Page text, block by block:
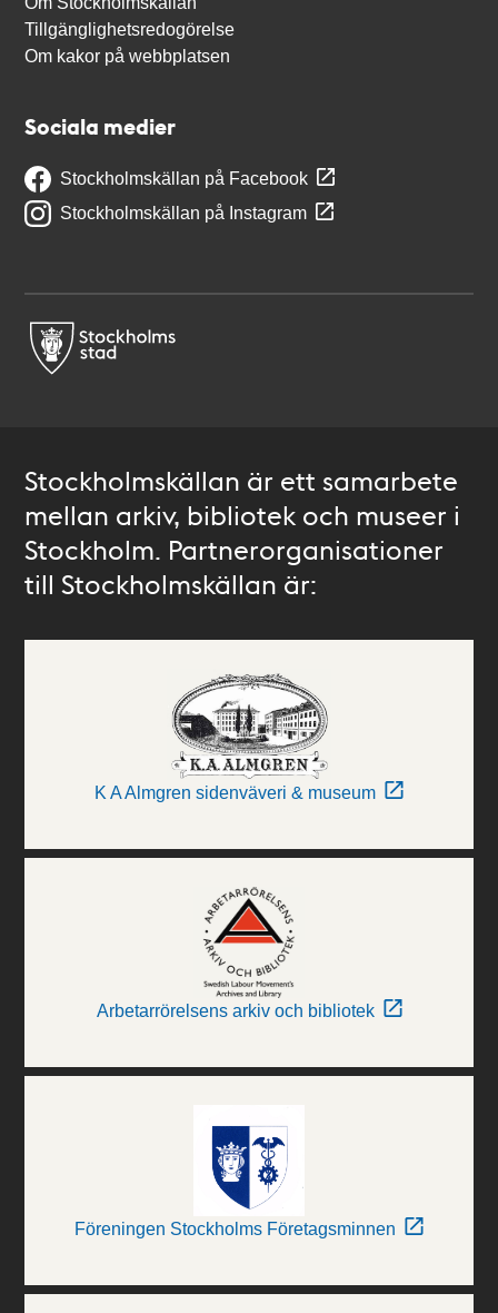
Tillgänglighetsredogörelse
Om kakor på webbplatsen
Sociala medier
Stockholmskällan på Facebook
Stockholmskällan på Instagram
Stockholmskällan är ett samarbete
mellan arkiv, bibliotek och museer i
Stockholm. Partnerorganisationer
till Stockholmskällan är:
K A Almgren sidenväveri & museum
Arbetarrörelsens arkiv och bibliotek
Föreningen Stockholms Företagsminnen